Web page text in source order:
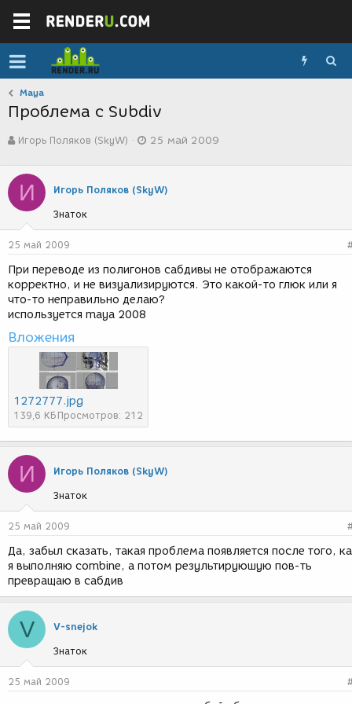
Maya
Проблема с Subdiv
в
о
р
т
е
м
ы
Игорь Поляков (SkyW)
а
с
д
и
я
25 май 2009
И Игорь Поляков (SkyW)
Знаток
25 май 2009
При переводе из полигонов сабдивы не отображаются
корректно, и не визуализируются. Это какой-то глюк или я
что-то неправильно делаю?
используется maya 2008
Вложения
1272777.jpg
139,6 КБ Просмотров: 212
И Игорь Поляков (SkyW)
Знаток
25 май 2009
Да, забыл сказать, такая проблема появляется после того,
я выполняю combine, а потом результируюшую пов-ть
превращаю в сабдив
V V-snejok
Знаток
25 май 2009